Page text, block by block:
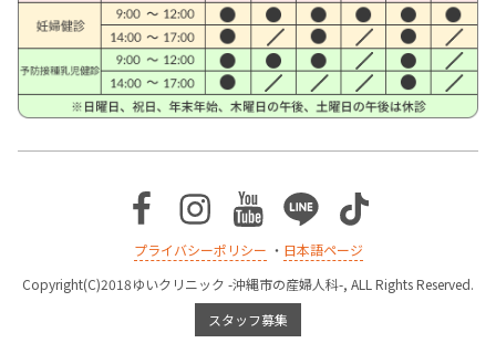
Facebook
Instagram
Youtube
LineTikTok
プライバシーポリシー ・ 日本語ページ
Copyright(C)2018ゆいクリニック -沖縄市の産婦人科-, ALL Rights Reserved.
スタッフ募集